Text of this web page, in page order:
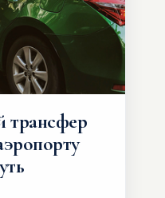
трансфер